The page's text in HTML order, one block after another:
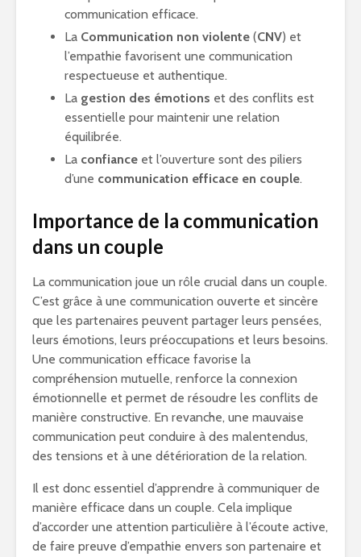
communication efficace.
La Communication non violente (CNV) et
l’empathie favorisent une communication
respectueuse et authentique.
La gestion des émotions et des conflits est
essentielle pour maintenir une relation
équilibrée.
La confiance et l’ouverture sont des piliers
d’une communication efficace en couple.
Importance de la communication
dans un couple
La communication joue un rôle crucial dans un couple.
C’est grâce à une communication ouverte et sincère
que les partenaires peuvent partager leurs pensées,
leurs émotions, leurs préoccupations et leurs besoins.
Une communication efficace favorise la
compréhension mutuelle, renforce la connexion
émotionnelle et permet de résoudre les conflits de
manière constructive. En revanche, une mauvaise
communication peut conduire à des malentendus,
des tensions et à une détérioration de la relation.
Il est donc essentiel d’apprendre à communiquer de
manière efficace dans un couple. Cela implique
d’accorder une attention particulière à l’écoute active,
de faire preuve d’empathie envers son partenaire et